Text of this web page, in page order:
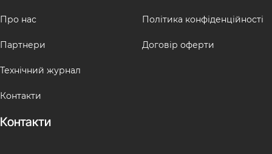
Про нас
Партнери
Технічний журнал
Контакти
Політика конфіденційності
Договір оферти
Контакти